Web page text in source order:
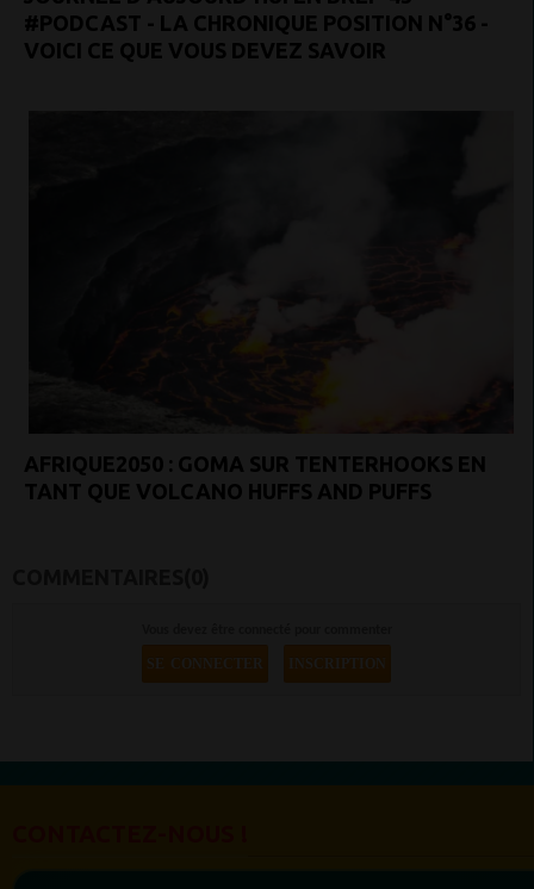
#PODCAST - LA CHRONIQUE POSITION N°36 -
VOICI CE QUE VOUS DEVEZ SAVOIR
AFRIQUE2050 : GOMA SUR TENTERHOOKS EN
TANT QUE VOLCANO HUFFS AND PUFFS
SE CONNECTER INSCRIPTION